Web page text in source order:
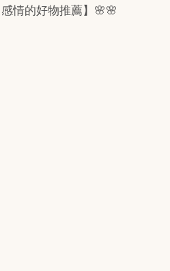
情的好物推薦】🌸🌸